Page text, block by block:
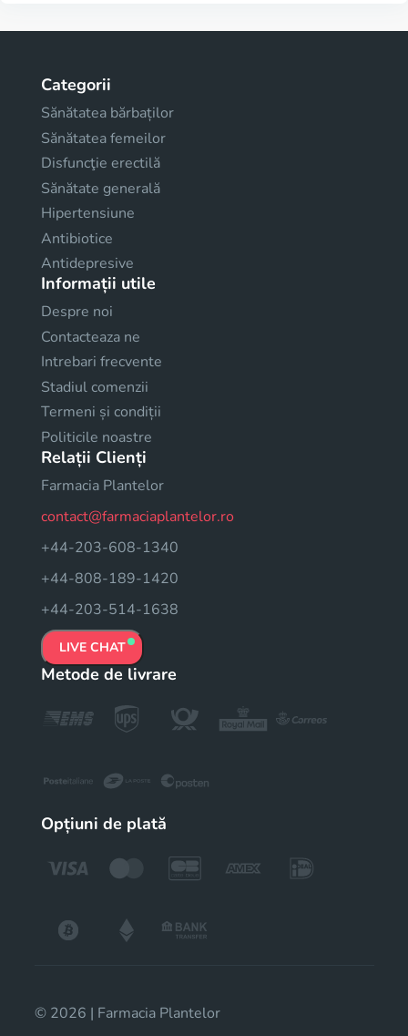
Categorii
Sănătatea bărbaților
Sănătatea femeilor
Disfuncţie erectilă
Sănătate generală
Hipertensiune
Antibiotice
Antidepresive
Informații utile
Despre noi
Contacteaza ne
Intrebari frecvente
Stadiul comenzii
Termeni și condiții
Politicile noastre
Relații Clienți
Farmacia Plantelor
contact@farmaciaplantelor.ro
+44-203-608-1340
+44-808-189-1420
+44-203-514-1638
LIVE CHAT
Metode de livrare
Opțiuni de plată
© 2026 | Farmacia Plantelor